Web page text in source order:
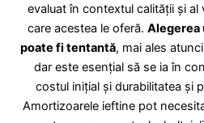
evaluat în contextul calității și al
care acestea le oferă. Alegerea
poate fi tentantă, mai ales
dar este esențial să se ia în
costul inițial și durabilitatea și
Amortizoarele ieftine pot